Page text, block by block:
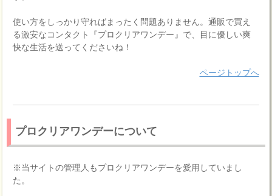
使い方をしっかり守ればまったく問題ありません。通販で買え
る激安なコンタクト『プロクリアワンデー』で、目に優しい爽
快な生活を送ってくださいね！
ページトップへ
プロクリアワンデーについて
※当サイトの管理人もプロクリアワンデーを愛用していまし
た。